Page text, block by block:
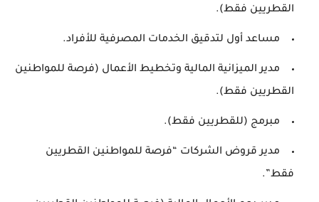
القطريين فقط).
مساعد أول لتدقيق الخدمات المصرفية للأفراد.
مدير الميزانية المالية وتخطيط الأعمال (فرصة للمواطنين
القطريين فقط).
مبرمج (للقطريين فقط).
مدير قروض الشركات “فرصة للمواطنين القطريين
فقط”.